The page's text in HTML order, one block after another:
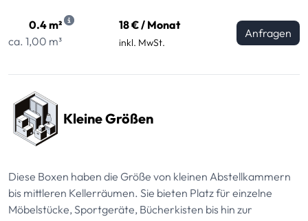
0.4 m²
ca. 1,00 m³
18 € / Monat
inkl. MwSt.
Anfragen
Kleine Größen
Diese Boxen haben die Größe von kleinen Abstellkammern
bis mittleren Kellerräumen. Sie bieten Platz für einzelne
Möbelstücke, Sportgeräte, Bücherkisten bis hin zur